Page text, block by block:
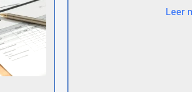
Leer